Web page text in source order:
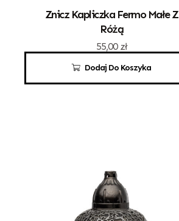
Dodaj Do Koszyka
Znicz Kapliczka Fermo Małe Z
Różą
55,00 zł